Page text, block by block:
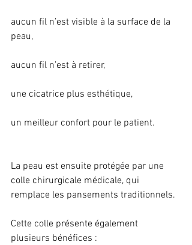
aucun fil n’est visible à la surface de la
peau,
aucun fil n’est à retirer,
une cicatrice plus esthétique,
un meilleur confort pour le patient.
La peau est ensuite protégée par une
colle chirurgicale médicale, qui
remplace les pansements traditionnels.
Cette colle présente également
plusieurs bénéfices :